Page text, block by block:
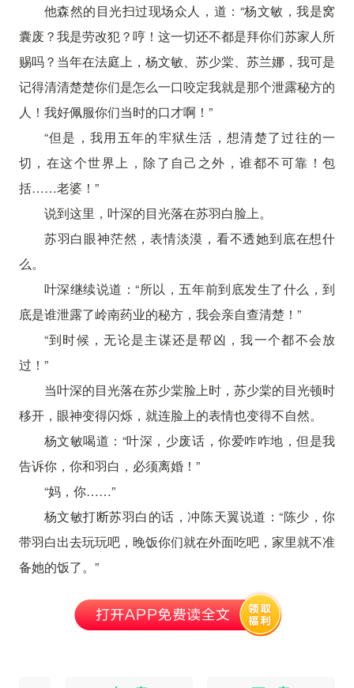
他森然的目光扫过现场众人，道：“杨文敏，我是窝
囊废？我是劳改犯？哼！这一切还不都是拜你们苏家人所
赐吗？当年在法庭上，杨文敏、苏少棠、苏兰娜，我可是
记得清清楚楚你们是怎么一口咬定我就是那个泄露秘方的
人！我好佩服你们当时的口才啊！”
“但是，我用五年的牢狱生活，想清楚了过往的一
切，在这个世界上，除了自己之外，谁都不可靠！包
括……老婆！”
说到这里，叶深的目光落在苏羽白脸上。
苏羽白眼神茫然，表情淡漠，看不透她到底在想什
么。
叶深继续说道：“所以，五年前到底发生了什么，到
底是谁泄露了岭南药业的秘方，我会亲自查清楚！”
“到时候，无论是主谋还是帮凶，我一个都不会放
过！”
当叶深的目光落在苏少棠脸上时，苏少棠的目光顿时
移开，眼神变得闪烁，就连脸上的表情也变得不自然。
杨文敏喝道：“叶深，少废话，你爱咋咋地，但是我
告诉你，你和羽白，必须离婚！”
“妈，你……”
杨文敏打断苏羽白的话，冲陈天翼说道：“陈少，你
带羽白出去玩玩吧，晚饭你们就在外面吃吧，家里就不准
备她的饭了。”